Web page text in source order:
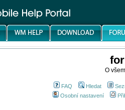
O
FAQ Hledat
Osobní nastavení